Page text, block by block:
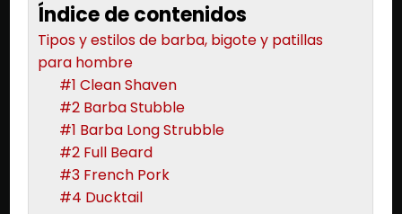
Índice de contenidos
Tipos y estilos de barba, bigote y patillas
para hombre
#1 Clean Shaven
#2 Barba Stubble
#1 Barba Long Strubble
#2 Full Beard
#3 French Pork
#4 Ducktail